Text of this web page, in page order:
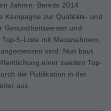
Jahren: Bereits 2014
Kampagne zur Qualitäts- und
Gesundheitswesen und
5-Liste mit Massnahmen,
sind. Nun baut
einer zweiten Top-
die Publikation in der
aus.